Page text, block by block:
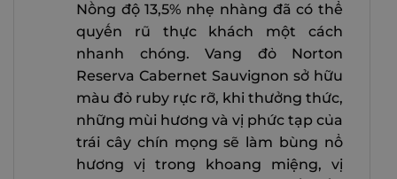
Nồng độ 13,5% nhẹ nhàng đã có thể
quyến rũ thực khách một cách
nhanh chóng. Vang đỏ Norton
Reserva Cabernet Sauvignon sở hữu
màu đỏ ruby rực rỡ, khi thưởng thức,
những mùi hương và vị phức tạp của
trái cây chín mọng sẽ làm bùng nổ
hương vị trong khoang miệng, vị